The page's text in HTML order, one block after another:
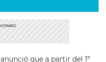
anunció que a partir del 1º